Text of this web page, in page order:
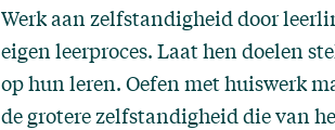
Werk aan zelfstandigheid door
eigen leerproces. Laat hen doelen
op hun leren. Oefen met huiswerk
de grotere zelfstandigheid die van